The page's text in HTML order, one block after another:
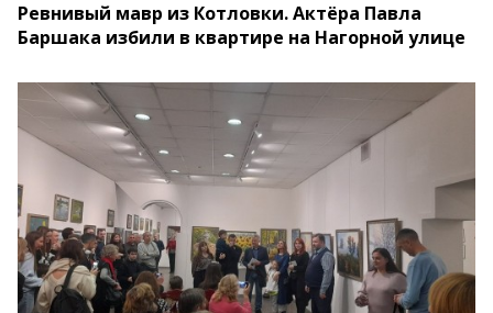
Ревнивый мавр из Котловки. Актёра Павла
Баршака избили в квартире на Нагорной улице